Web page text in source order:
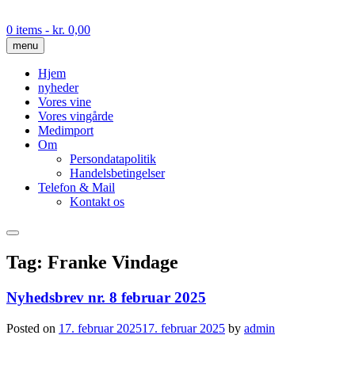
to
content
0 items - kr. 0,00
menu
Hjem
nyheder
Vores vine
Vores vingårde
Medimport
Om
Persondatapolitik
Handelsbetingelser
Telefon & Mail
Kontakt os
Tag: Franke Vindage
Nyhedsbrev nr. 8 februar 2025
Posted on 17. februar 202517. februar 2025 by admin